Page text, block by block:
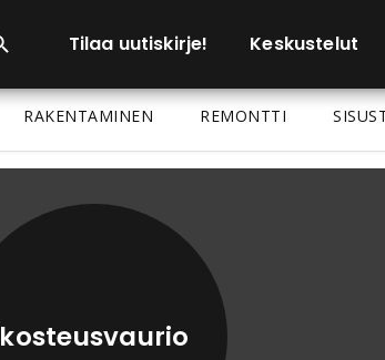
Tilaa uutiskirje! Keskustelut
RAKENTAMINEN REMONTTI
kosteusvaurio